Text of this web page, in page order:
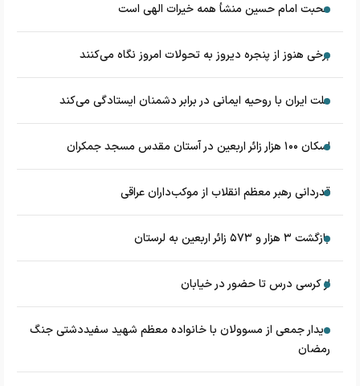
محبت امام حسین منشأ همه خیرات الهی است
برخی هنوز از پنجره دیروز به تحولات امروز نگاه می‌کنند
ملت ایران با روحیه ایمانی در برابر دشمنان ایستادگی می‌کند
اسکان ۱۰۰ هزار زائر اربعین در آستان مقدس مسجد جمکران
قدردانی رهبر معظم انقلاب از موکب‌داران عراقی
بازگشت ۳ هزار و ۵۷۳ زائر اربعین به لرستان
از کرسی درس تا حضور در خیابان
دیدار جمعی از مسوولان با خانواده معظم شهید سفیددشتی جنگ
رمضان